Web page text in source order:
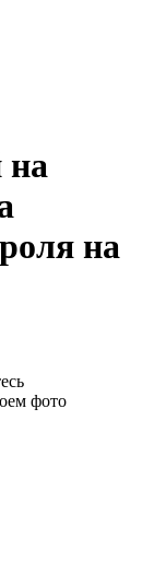
на
на
фото